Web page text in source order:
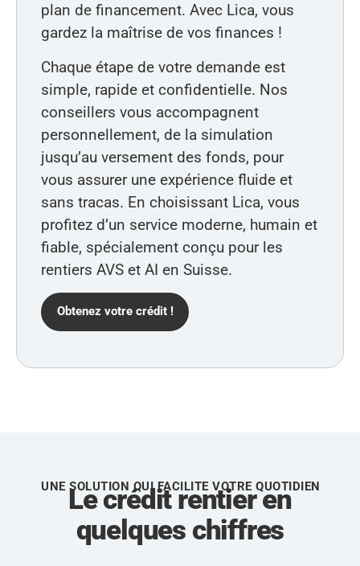
plan de financement. Avec Lica, vous
gardez la maîtrise de vos finances !
Chaque étape de votre demande est
simple, rapide et confidentielle. Nos
conseillers vous accompagnent
personnellement, de la simulation
jusqu’au versement des fonds, pour
vous assurer une expérience fluide et
sans tracas. En choisissant Lica, vous
profitez d’un service moderne, humain et
fiable, spécialement conçu pour les
rentiers AVS et AI en Suisse.
Obtenez votre crédit !
UNE SOLUTION QUI FACILITE VOTRE QUOTIDIEN
Le crédit rentier en
quelques chiffres